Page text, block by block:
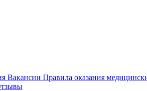
Вакансии Правила оказания